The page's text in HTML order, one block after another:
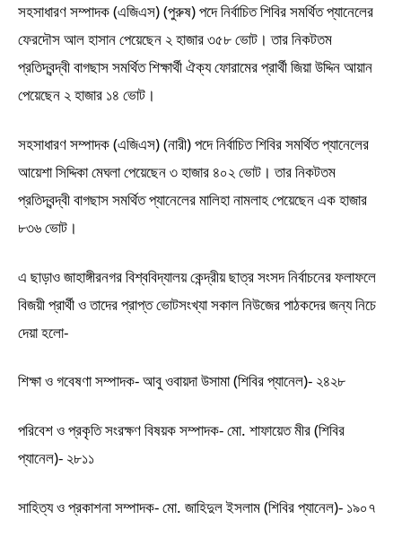
সহসাধারণ সম্পাদক (এজিএস) (পুরুষ) পদে নির্বাচিত শিবির সমর্থিত প্যানেলের
ফেরদৌস আল হাসান পেয়েছেন ২ হাজার ৩৫৮ ভোট। তার নিকটতম
প্রতিদ্বন্দ্বী বাগছাস সমর্থিত শিক্ষার্থী ঐক্য ফোরামের প্রার্থী জিয়া উদ্দিন আয়ান
পেয়েছেন ২ হাজার ১৪ ভোট।
সহসাধারণ সম্পাদক (এজিএস) (নারী) পদে নির্বাচিত শিবির সমর্থিত প্যানেলের
আয়েশা সিদ্দিকা মেঘলা পেয়েছেন ৩ হাজার ৪০২ ভোট। তার নিকটতম
প্রতিদ্বন্দ্বী বাগছাস সমর্থিত প্যানেলের মালিহা নামলাহ পেয়েছেন এক হাজার
৮৩৬ ভোট।
এ ছাড়াও জাহাঙ্গীরনগর বিশ্ববিদ্যালয় কেন্দ্রীয় ছাত্র সংসদ নির্বাচনের ফলাফলে
বিজয়ী প্রার্থী ও তাদের প্রাপ্ত ভোটসংখ্যা সকাল নিউজের পাঠকদের জন্য নিচে
দেয়া হলো-
শিক্ষা ও গবেষণা সম্পাদক- আবু ওবায়দা উসামা (শিবির প্যানেল)- ২৪২৮
পরিবেশ ও প্রকৃতি সংরক্ষণ বিষয়ক সম্পাদক- মো. শাফায়েত মীর (শিবির
প্যানেল)- ২৮১১
সাহিত্য ও প্রকাশনা সম্পাদক- মো. জাহিদুল ইসলাম (শিবির প্যানেল)- ১৯০৭